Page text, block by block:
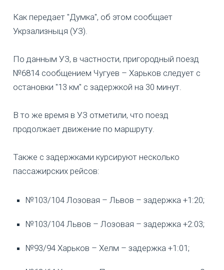
Как передает "Думка", об этом сообщает
Укрзализныця (УЗ).
По данным УЗ, в частности, пригородный поезд
№6814 сообщением Чугуев – Харьков следует с
остановки "13 км" с задержкой на 30 минут.
В то же время в УЗ отметили, что поезд
продолжает движение по маршруту.
Также с задержками курсируют несколько
пассажирских рейсов:
№103/104 Лозовая – Львов – задержка +1:20;
№103/104 Львов – Лозовая – задержка +2:03;
№93/94 Харьков – Хелм – задержка +1:01;